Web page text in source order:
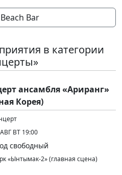
Bar
в категории
ансамбля «Ариранг»
Корея)
ВТ 19:00
свободный
«Ынтымак-2» (главная сцена)